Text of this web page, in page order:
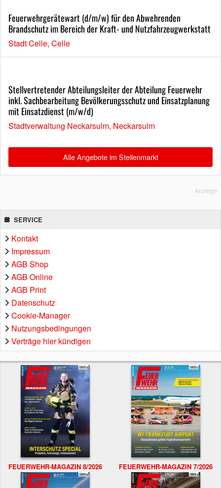
Feuerwehrgerätewart (d/m/w) für den Abwehrenden
Brandschutz im Bereich der Kraft- und Nutzfahrzeugwerkstatt
Stadt Celle, Celle
Stellvertretender Abteilungsleiter der Abteilung Feuerwehr
inkl. Sachbearbeitung Bevölkerungsschutz und Einsatzplanung
mit Einsatzdienst (m/w/d)
Stadtverwaltung Neckarsulm, Neckarsulm
Alle Angebote im Stellenmarkt
Anzeige
SERVICE
Kontakt
Impressum
AGB Shop
AGB Online
AGB Print
Datenschutz
Cookie-Manager
Nutzungsbedingungen
Verträge hier kündigen
FEUERWEHR-MAGAZIN 8/2026 FEUERWEHR-MAGAZIN 7/2026